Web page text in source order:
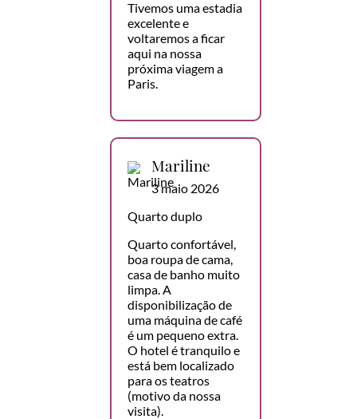
Tivemos uma estadia
excelente e
voltaremos a ficar
aqui na nossa
próxima viagem a
Paris.
Mariline
3 maio 2026
Quarto duplo
Quarto confortável,
boa roupa de cama,
casa de banho muito
limpa. A
disponibilização de
uma máquina de café
é um pequeno extra.
O hotel é tranquilo e
está bem localizado
para os teatros
(motivo da nossa
visita).